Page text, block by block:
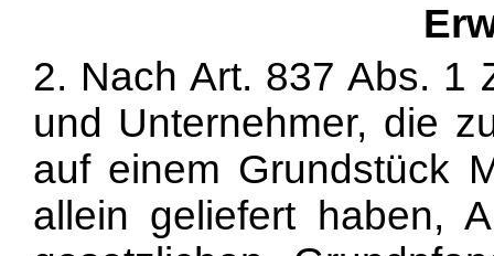
2. Nach Art. 837 Abs. 1
und Unternehmer, die
auf einem Grundstück
allein geliefert haben,